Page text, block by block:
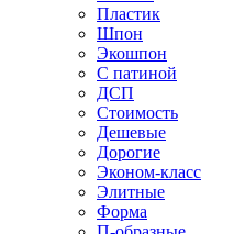
Пластик
Шпон
Экошпон
С патиной
ДСП
Стоимость
Дешевые
Дорогие
Эконом-класс
Элитные
Форма